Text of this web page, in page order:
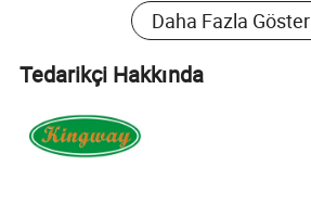
Daha Fazla Göster
Tedarikçi Hakkında